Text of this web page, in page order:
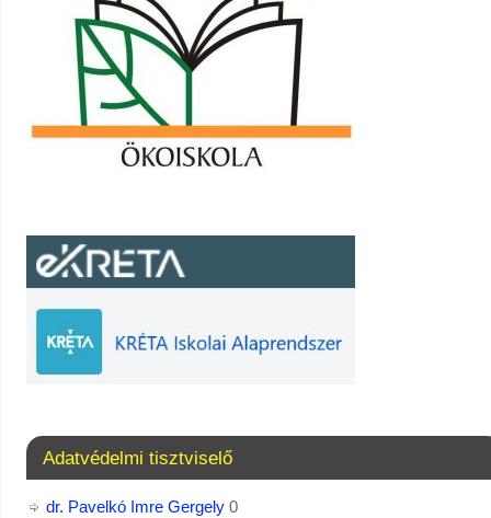
Adatvédelmi tisztviselő
dr. Pavelkó Imre Gergely0